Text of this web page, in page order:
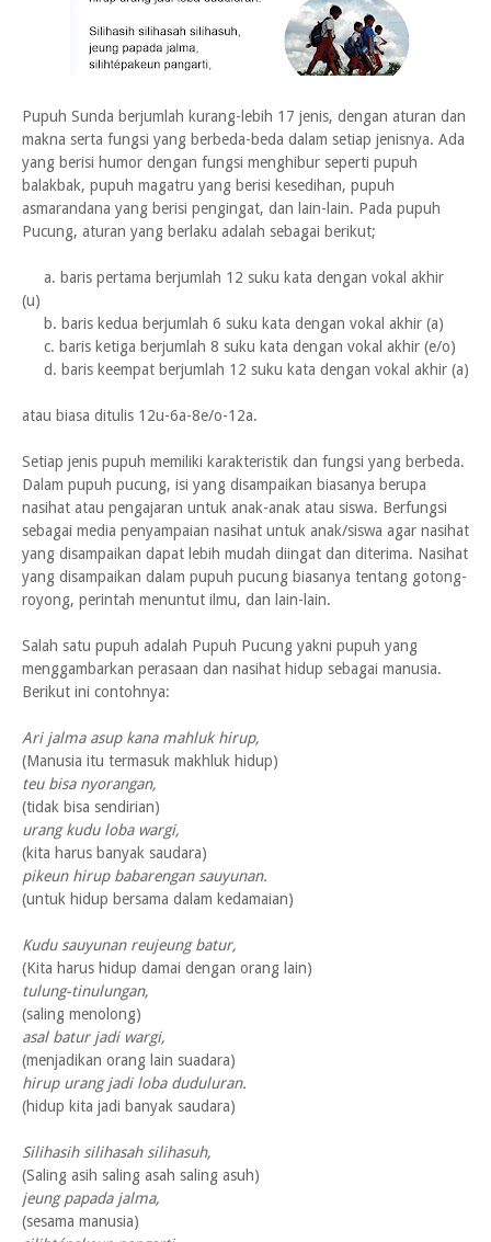
Pupuh Sunda berjumlah kurang-lebih 17 jenis, dengan aturan dan
makna serta fungsi yang berbeda-beda dalam setiap jenisnya. Ada
yang berisi humor dengan fungsi menghibur seperti pupuh
balakbak, pupuh magatru yang berisi kesedihan, pupuh
asmarandana yang berisi pengingat, dan lain-lain. Pada pupuh
Pucung, aturan yang berlaku adalah sebagai berikut;
a. baris pertama berjumlah 12 suku kata dengan vokal akhir
(u)
b. baris kedua berjumlah 6 suku kata dengan vokal akhir (a)
c. baris ketiga berjumlah 8 suku kata dengan vokal akhir (e/o)
d. baris keempat berjumlah 12 suku kata dengan vokal akhir (a)
atau biasa ditulis 12u-6a-8e/o-12a.
Setiap jenis pupuh memiliki karakteristik dan fungsi yang berbeda.
Dalam pupuh pucung, isi yang disampaikan biasanya berupa
nasihat atau pengajaran untuk anak-anak atau siswa. Berfungsi
sebagai media penyampaian nasihat untuk anak/siswa agar nasihat
yang disampaikan dapat lebih mudah diingat dan diterima. Nasihat
yang disampaikan dalam pupuh pucung biasanya tentang gotong-
royong, perintah menuntut ilmu, dan lain-lain.
Salah satu pupuh adalah Pupuh Pucung yakni pupuh yang
menggambarkan perasaan dan nasihat hidup sebagai manusia.
Berikut ini contohnya:
Ari jalma asup kana mahluk hirup,
(Manusia itu termasuk makhluk hidup)
teu bisa nyorangan,
(tidak bisa sendirian)
urang kudu loba wargi,
(kita harus banyak saudara)
pikeun hirup babarengan sauyunan.
(untuk hidup bersama dalam kedamaian)
Kudu sauyunan reujeung batur,
(Kita harus hidup damai dengan orang lain)
tulung-tinulungan,
(saling menolong)
asal batur jadi wargi,
(menjadikan orang lain suadara)
hirup urang jadi loba duduluran.
(hidup kita jadi banyak saudara)
Silihasih silihasah silihasuh,
(Saling asih saling asah saling asuh)
jeung papada jalma,
(sesama manusia)